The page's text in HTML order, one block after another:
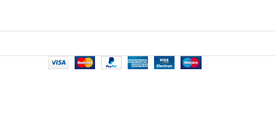
6月，p.175。